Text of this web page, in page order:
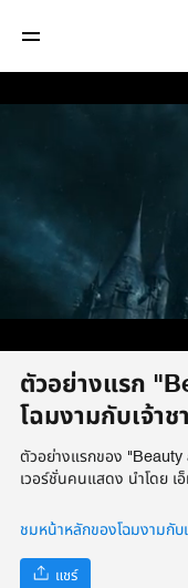
/
ตัวอย่างแรก
โฉมงามกับเจ้า
ตัวอย่างแรกของ "Beauty
เวอร์ชั่นคนแสดง นำโดย
ชมหน้าหลักของโฉมงามกับ
แชร์